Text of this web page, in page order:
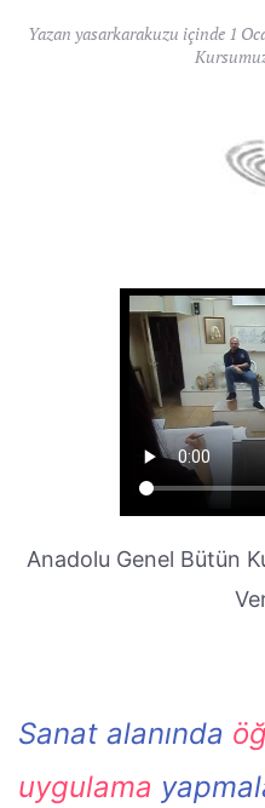
Yazan yasarkarakuzu içinde 1
Anadolu Genel Bütün
Sanat alanında
uygulama